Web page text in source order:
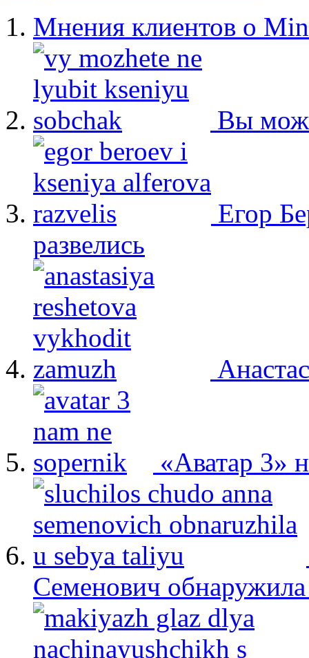
Мнения клиентов о
Вы
Егор
развелись
«Аватар 3»
Семенович